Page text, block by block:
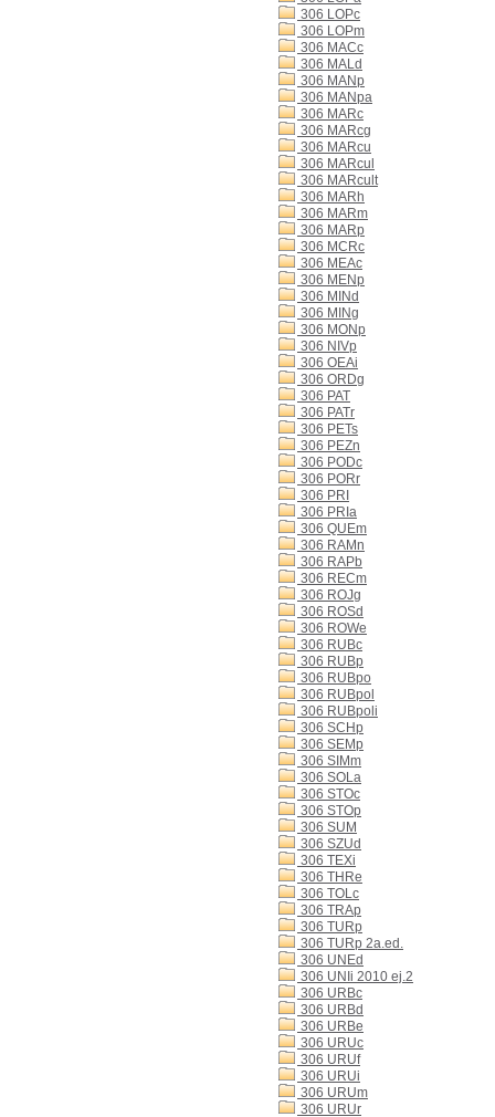
306 LOPc
306 LOPm
306 MACc
306 MALd
306 MANp
306 MANpa
306 MARc
306 MARcg
306 MARcu
306 MARcul
306 MARcult
306 MARh
306 MARm
306 MARp
306 MCRc
306 MEAc
306 MENp
306 MINd
306 MINg
306 MONp
306 NIVp
306 OEAi
306 ORDg
306 PAT
306 PATr
306 PETs
306 PEZn
306 PODc
306 PORr
306 PRI
306 PRIa
306 QUEm
306 RAMn
306 RAPb
306 RECm
306 ROJg
306 ROSd
306 ROWe
306 RUBc
306 RUBp
306 RUBpo
306 RUBpol
306 RUBpoli
306 SCHp
306 SEMp
306 SIMm
306 SOLa
306 STOc
306 STOp
306 SUM
306 SZUd
306 TEXi
306 THRe
306 TOLc
306 TRAp
306 TURp
306 TURp 2a.ed.
306 UNEd
306 UNIi 2010 ej.2
306 URBc
306 URBd
306 URBe
306 URUc
306 URUf
306 URUi
306 URUm
306 URUr